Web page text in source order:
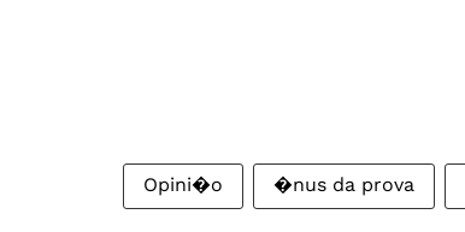
Opini�o �nus da prova